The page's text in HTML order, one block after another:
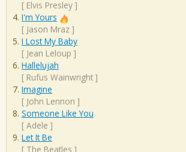
[ Elvis Presley ]
I'm Yours
[ Jason Mraz ]
I Lost My Baby
[ Jean Leloup ]
Hallelujah
[ Rufus Wainwright ]
Imagine
[ John Lennon ]
Someone Like You
[ Adele ]
Let It Be
[ The Beatles ]